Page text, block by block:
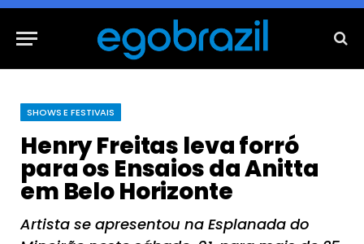
SHOWS E FESTIVAIS
Henry Freitas leva forró
para os Ensaios da Anitta
em Belo Horizonte
Artista se apresentou na Esplanada do